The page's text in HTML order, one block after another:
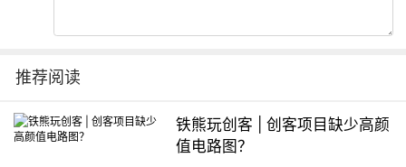
推荐阅读
铁熊玩创客 | 创客项目缺少高颜
值电路图？